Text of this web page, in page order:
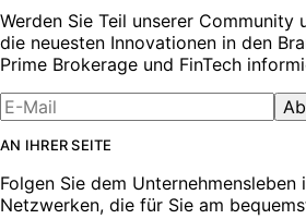
Werden Sie Teil unserer Community
die neuesten Innovationen in den
Prime Brokerage und FinTech
AN IHRER SEITE
Folgen Sie dem Unternehmensleben
Netzwerken, die für Sie am